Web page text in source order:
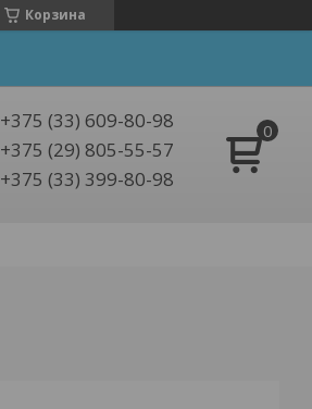
Корзина
+375 (33) 609-80-98
+375 (29) 805-55-57
+375 (33) 399-80-98